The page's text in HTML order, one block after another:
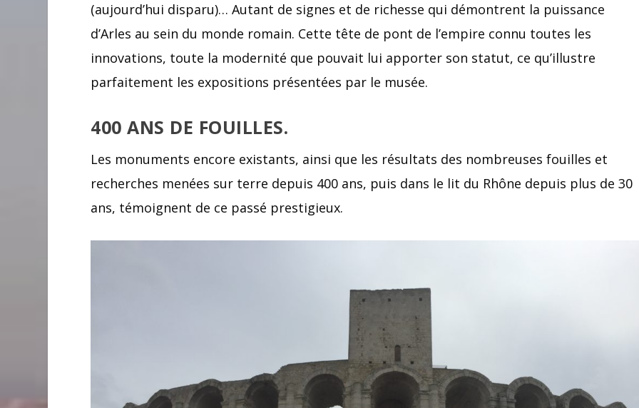
(aujourd’hui disparu)… Autant de signes et de richesse qui démontrent la puissance
d’Arles au sein du monde romain. Cette tête de pont de l’empire connu toutes les
innovations, toute la modernité que pouvait lui apporter son statut, ce qu’illustre
parfaitement les expositions présentées par le musée.
400 ANS DE FOUILLES.
Les monuments encore existants, ainsi que les résultats des nombreuses fouilles et
recherches menées sur terre depuis 400 ans, puis dans le lit du Rhône depuis plus de 30
ans, témoignent de ce passé prestigieux.